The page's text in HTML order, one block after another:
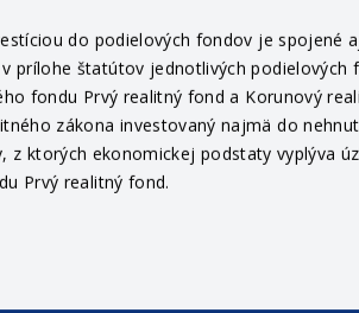
do podielových fondov je spojené
štatútov jednotlivých podielových
fondu Prvý realitný fond a Korunový
zákona investovaný najmä do
ktorých ekonomickej podstaty vyplýva